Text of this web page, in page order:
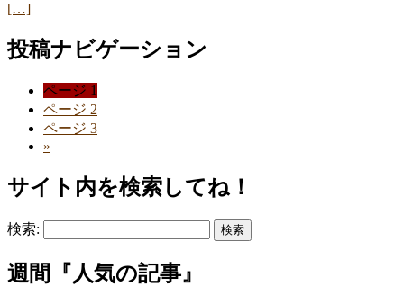
[…]
投稿ナビゲーション
ページ 1
ページ 2
ページ 3
»
サイト内を検索してね！
検索:
週間『人気の記事』